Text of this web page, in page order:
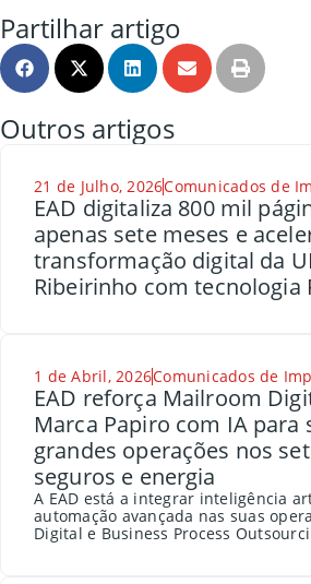
Partilhar artigo
Outros artigos
21 de Julho, 2026Comunicados de
EAD digitaliza 800 mil
apenas sete meses e
transformação digital da
Ribeirinho com tecnologia
1 de Abril, 2026Comunicados de
EAD reforça Mailroom
Marca Papiro com IA para
grandes operações nos
seguros e energia
A EAD está a integrar inteligência
automação avançada nas suas
Digital e Business Process